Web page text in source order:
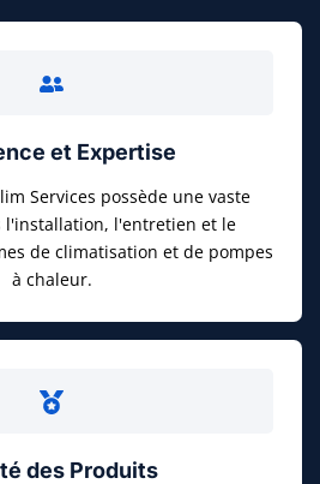
et Expertise
Services possède une vaste
l'installation, l'entretien et le
de climatisation et de pompes
à chaleur.
des Produits